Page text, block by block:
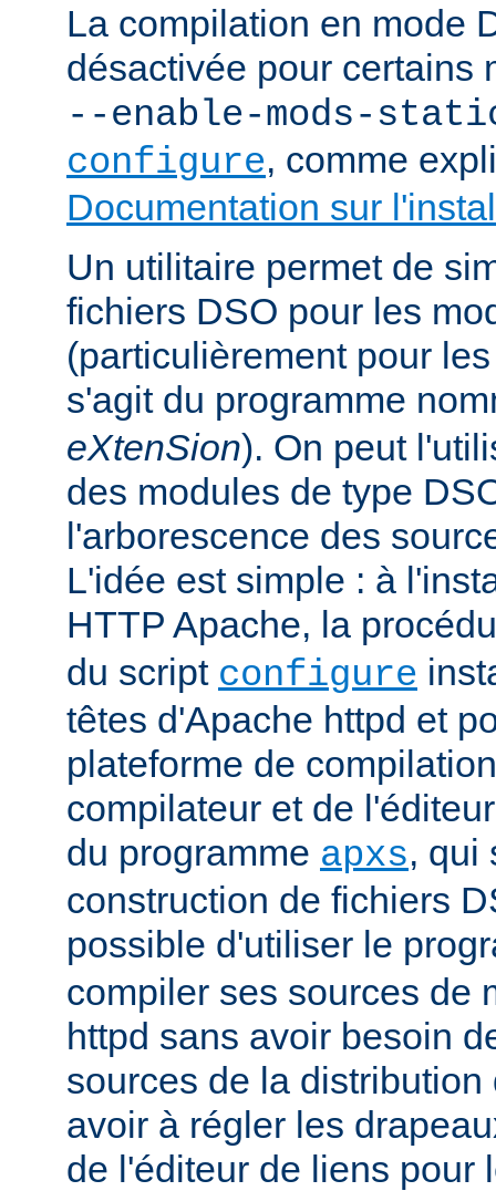
La compilation en mode
désactivée pour certains
--enable-mods-
configure, comme
Documentation sur
Un utilitaire permet de
fichiers DSO pour les
(particulièrement pour
s'agit du programme
eXtenSion). On peut
des modules de type
l'arborescence des
L'idée est simple : à
HTTP Apache, la
du script configure
têtes d'Apache httpd et
plateforme de
compilateur et de
du programme apxs, qui
construction de fichiers
possible d'utiliser le
compiler ses sources de
httpd sans avoir besoin
sources de la
avoir à régler les
de l'éditeur de liens pour